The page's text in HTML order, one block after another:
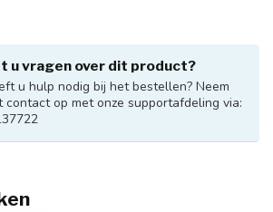
u vragen over dit product?
u hulp nodig bij het bestellen? Neem
contact op met onze supportafdeling via: